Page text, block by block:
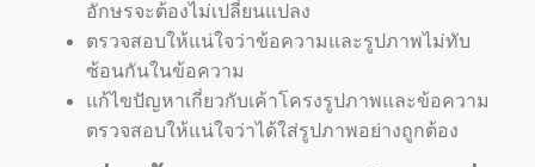
อักษรจะต้องไม่เปลี่ยนแปลง
ตรวจสอบให้แน่ใจว่าข้อความและรูปภาพไม่ทับ
ซ้อนกันในข้อความ
แก้ไขปัญหาเกี่ยวกับเค้าโครงรูปภาพและข้อความ
ตรวจสอบให้แน่ใจว่าได้ใส่รูปภาพอย่างถูกต้อง